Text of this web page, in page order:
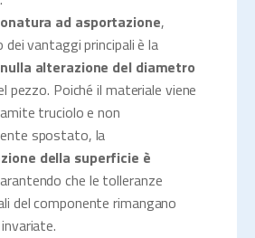
ad asportazione,
dei vantaggi principali è la
alterazione del diametro
pezzo. Poiché il materiale viene
truciolo e non
spostato, la
della superficie è
che le tolleranze
del componente rimangano